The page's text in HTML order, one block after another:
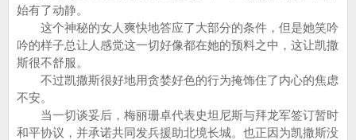
始有了动静。
这个神秘的女人爽快地答应了大部分的条件，但是她笑吟
吟的样子总让人感觉这一切好像都在她的预料之中，这让凯撒
斯很不舒服。
不过凯撒斯很好地用贪婪好色的行为掩饰住了内心的焦虑
不安。
当一切谈妥后，梅丽珊卓代表史坦尼斯与拜龙军签订暂时
和平协议，并承诺共同发兵援助北境长城。也正因为凯撒斯没